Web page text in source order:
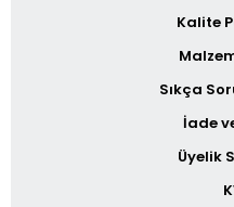
Kalite
Sıkça
İade
Üyelik